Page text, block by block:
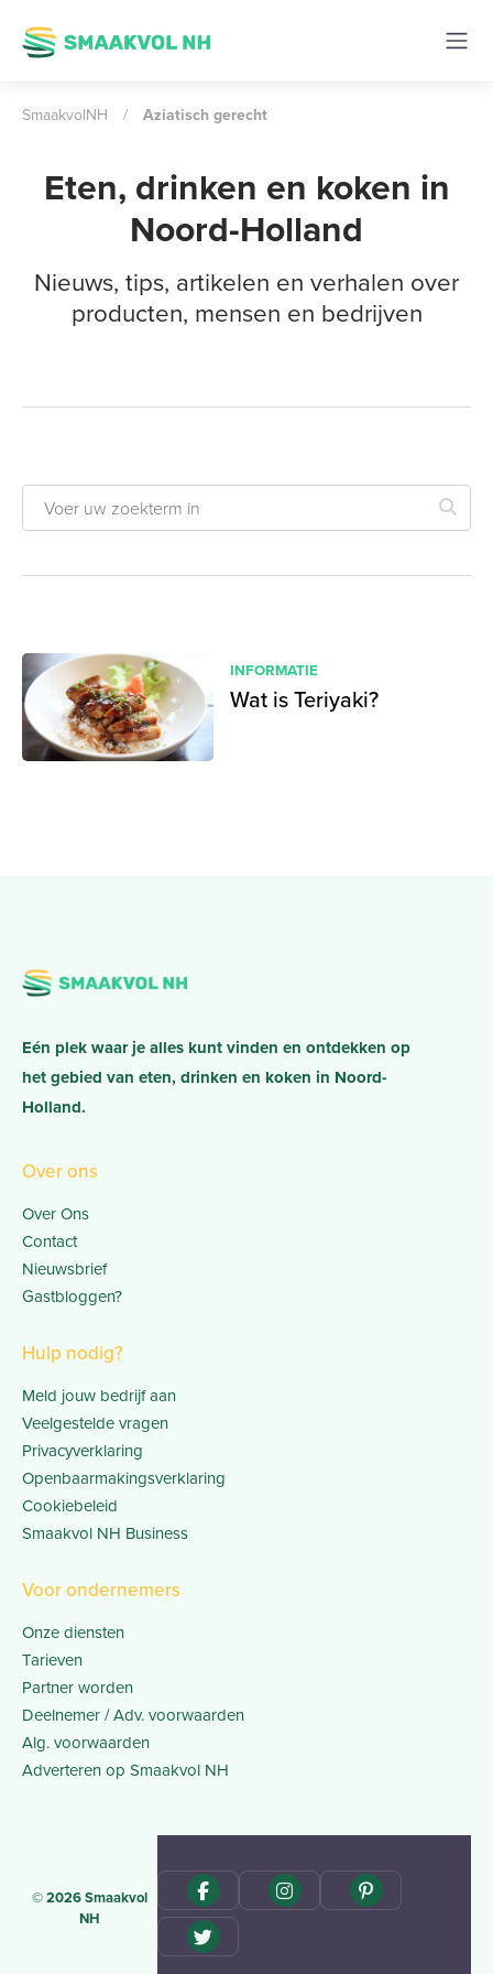
SmaakvolNH / Aziatisch gerecht
Eten, drinken en koken in
Noord-Holland
Nieuws, tips, artikelen en verhalen over
producten, mensen en bedrijven
INFORMATIE
Wat is Teriyaki?
Eén plek waar je alles kunt vinden en ontdekken op
het gebied van eten, drinken en koken in Noord-
Holland.
Over ons
Over Ons
Contact
Nieuwsbrief
Gastbloggen?
Hulp nodig?
Meld jouw bedrijf aan
Veelgestelde vragen
Privacyverklaring
Openbaarmakingsverklaring
Cookiebeleid
Smaakvol NH Business
Voor ondernemers
Onze diensten
Tarieven
Partner worden
Deelnemer / Adv. voorwaarden
Alg. voorwaarden
Adverteren op Smaakvol NH
© 2026 Smaakvol
NH